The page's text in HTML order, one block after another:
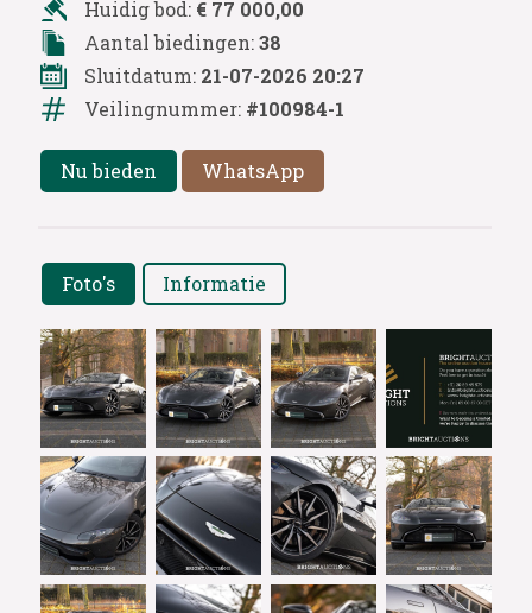
Huidig bod: € 77 000,00
Aantal biedingen:38
Sluitdatum: 21-07-2026 20:27
Veilingnummer: #100984-1
Nu bieden WhatsApp
Foto's Informatie